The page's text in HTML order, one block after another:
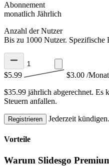
Abonnement
monatlich Jährlich
Anzahl der Nutzer
Bis zu 1000 Nutzer. Spezifische
$5.99 $3.00 /
$35.99 jährlich abgerechnet. Es
Steuern anfallen.
Registrieren Jederzeit kündigen.
Vorteile
Warum Slidesgo